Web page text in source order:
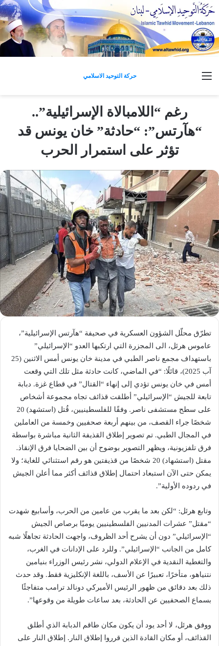
حركة التوحيد الاسلامي القائمة
رغم “اللامبالاة الإسرائيلية”..
“هآرتس”: “حادثة” خان يونس قد
تؤثر على استمرار الحرب
تطرّق محلّل الشؤون العسكرية في صحيفة “هآرتس الإسرائيلية”،
عاموس هرئل، الى المجزرة التي ارتكبها العدو “الإسرائيلي”
باستهداف مجمع ناصر الطبي في مدينة خان يونس أمس الاثنين (25
آب 2025)، قائلًا: “في الماضي، كانت حادثة مثل تلك التي وقعت
أمس في خان يونس تؤدي إلى إنهاء “القتال” في قطاع غزة. دبابة
تابعة للجيش “الإسرائيلي” أطلقت قذائف تجاه مجموعة أشخاص
على سطح مستشفى ناصر. وفقًا للفلسطينيين، قُتل (استشهد) 20
شخصًا جراء القصف، من بينهم أربعة صحفيين وخمسة من العاملين
في المجال الطبي. تم تصوير إطلاق القذيفة الثانية مباشرة بواسطة
فرق تلفزيونية، ويظهر التصوير بوضوح أن بين الضحايا فرق الإنقاذ.
مقتل (استشهاد) 20 شخصًا من قذيفتين هو رقم استثنائي للغاية؛ ولا
يمكن حتى الآن استبعاد احتمال إطلاق قذائف أكثر مما أعلن الجيش
في ردوده الأولية”.
وتابع هرئل: “لكن بعد ما يقرب من عامين من الحرب، وأسابيع شهدت
“مقتل” عشرات المدنيين الفلسطينيين يوميًا برصاص الجيش
“الإسرائيلي” دون أن يشرح أحد الظروف، واجهت الحادثة تجاهلًا شبه
كامل من الجانب “الإسرائيلي”. وللرد على الإدانات في الغرب،
والتغطية النقدية في الإعلام الدولي، نشر رئيس الوزراء بنيامين
نتنياهو، متأخرًا، تعبيرًا عن الأسف، باللغة الإنكليزية فقط. وقد حدث
ذلك بعد دقائق من ظهور الرئيس الأميركي دونالد ترامب متفاجئًا
بسماع الصحفيين عن الحادثة، بعد ساعات طويلة من وقوعها”.
ووفق هرئل، لا أحد يود أن يكون مكان طاقم الدبابة الذي أطلق
القذائف، أو مكان القادة الذين قرروا إطلاق النار. إطلاق النار على